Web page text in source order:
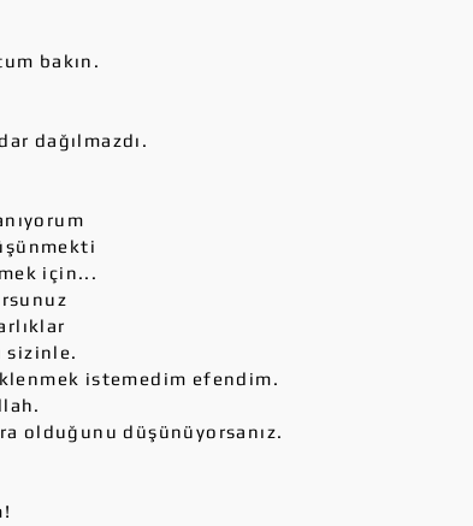
bakın.
dağılmazdı.
için...
sizinle.
istemedim efendim.
olduğunu düşünüyorsanız.